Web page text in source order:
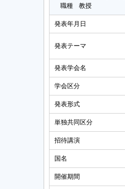
職種
教授
発表年月日
発表テーマ
発表学会名
学会区分
発表形式
単独共同区分
招待講演
国名
開催期間